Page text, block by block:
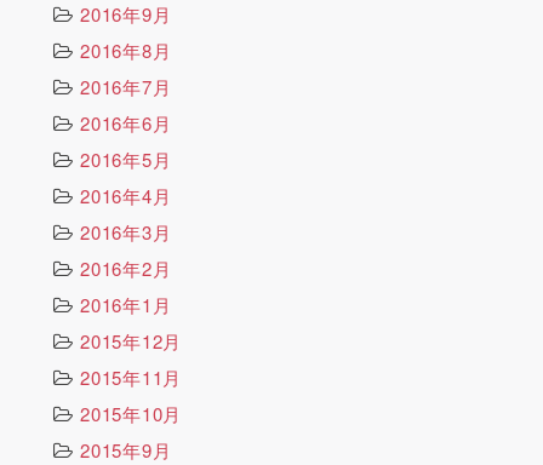
2016年9月
2016年8月
2016年7月
2016年6月
2016年5月
2016年4月
2016年3月
2016年2月
2016年1月
2015年12月
2015年11月
2015年10月
2015年9月